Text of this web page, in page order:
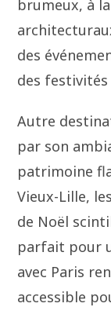
brumeux, à
des
des festivités
Autre
par son
patrimoine
Vieux-Lille,
de Noël
parfait pour
avec Paris
accessible